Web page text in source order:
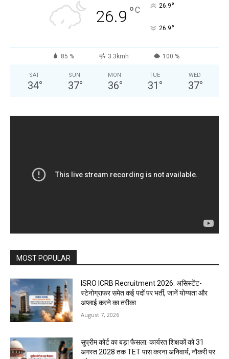
26.9 °C 26.9°
26.9°
85 % 3.3kmh 100 %
SAT
34°
SUN
37°
MON
36°
TUE
31 °
WED
37°
MOST POPULAR
ISRO ICRB Recruitment 2026: असिस्टेंट-
स्टेनोग्राफर समेत कई पदों पर भर्ती, जानें योग्यता और
अप्लाई करने का तरीका
August 7, 2026
सुप्रीम कोर्ट का बड़ा फैसला: कार्यरत शिक्षकों को 31
अगस्त 2028 तक TET पास करना अनिवार्य, नौकरी पर